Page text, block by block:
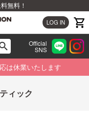
無料！
LOG IN
Official
SNS
は休業いたします
ィック